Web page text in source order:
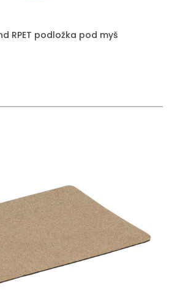
RPET podložka pod myš